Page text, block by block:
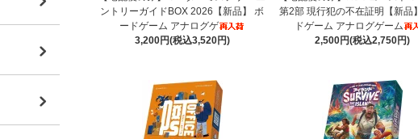
ントリーガイドBOX 2026【新品】 ボ
ードゲーム アナログゲ
3,200円(税込3,520円)
第2部 現行犯の不在証明【新品
ドゲーム アナログゲーム
2,500円(税込2,750円)